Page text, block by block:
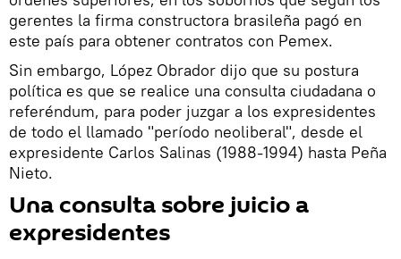
gerentes la firma constructora brasileña pagó en
este país para obtener contratos con Pemex.
Sin embargo, López Obrador dijo que su postura
política es que se realice una consulta ciudadana o
referéndum, para poder juzgar a los expresidentes
de todo el llamado "período neoliberal", desde el
expresidente Carlos Salinas (1988-1994) hasta Peña
Nieto.
Una consulta sobre juicio a
expresidentes